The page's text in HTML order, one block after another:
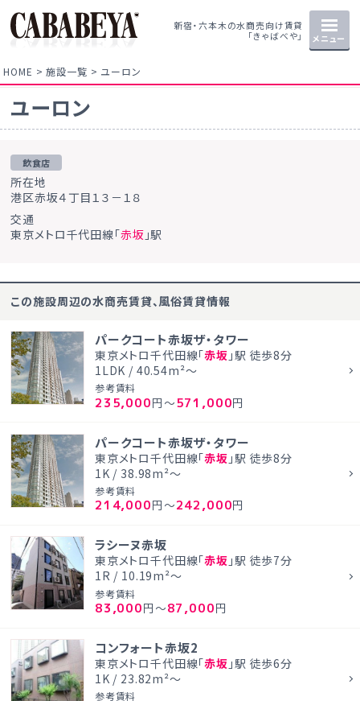
新宿・六本木の水商売向け賃貸
「きゃばべや」
メニュー
HOME 施設一覧 ユーロン
ユーロン
飲食店
所在地
港区赤坂４丁目１３－１８
交通
東京メトロ千代田線「赤坂 」駅
この施設周辺の水商売賃貸、風俗賃貸情報
パークコート赤坂ザ・タワー
東京メトロ千代田線「赤坂 」駅 徒歩8分
1LDK / 40.54m²～
参考賃料
235,000円～571,000円
パークコート赤坂ザ・タワー
東京メトロ千代田線「赤坂 」駅 徒歩8分
1K / 38.98m²～
参考賃料
214,000円～242,000円
ラシーヌ赤坂
東京メトロ千代田線「赤坂 」駅 徒歩7分
1R / 10.19m²～
参考賃料
83,000円～87,000円
コンフォート赤坂2
東京メトロ千代田線「赤坂 」駅 徒歩6分
1K / 23.82m²～
参考賃料